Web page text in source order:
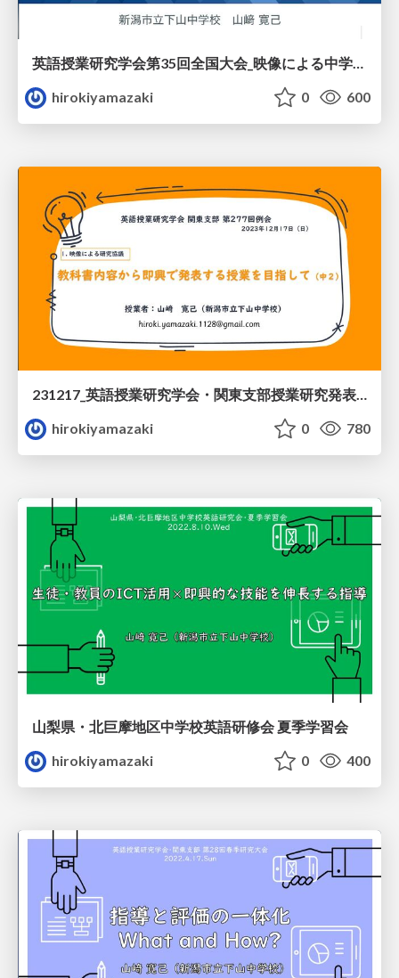
英語授業研究学会第35回全国大会_映像による中学校授業研究協議
hirokiyamazaki
0 600
231217_英語授業研究学会・関東支部授業研究発表（中２：比較）
hirokiyamazaki
0 780
山梨県・北巨摩地区中学校英語研修会 夏季学習会
hirokiyamazaki
0 400